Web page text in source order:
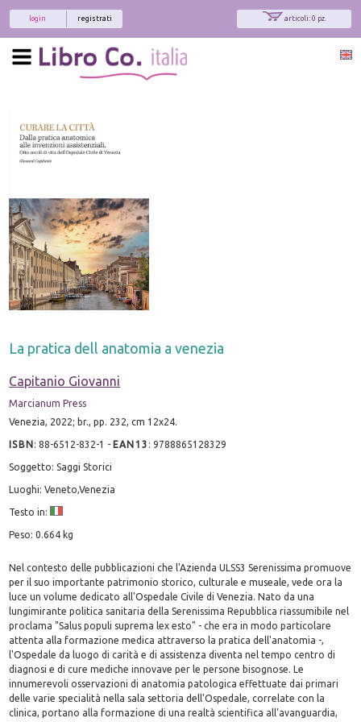
articoli: 0 pz.
registrati
login
La pratica dell anatomia a venezia
Capitanio Giovanni
Marcianum Press
Venezia, 2022; br., pp. 232, cm 12x24.
ISBN:88-6512-832-1 - EAN13 :9788865128329
Soggetto: Saggi Storici
Luoghi: Veneto,Venezia
Testo in:
Peso: 0.664 kg
Nel contesto delle pubblicazioni che l'Azienda ULSS3 Serenissima promuove
per il suo importante patrimonio storico, culturale e museale, vede ora la
luce un volume dedicato all'Ospedale Civile di Venezia. Nato da una
lungimirante politica sanitaria della Serenissima Repubblica riassumibile nel
proclama "Salus populi suprema lex esto" - che era in modo particolare
attenta alla formazione medica attraverso la pratica dell'anatomia -,
l'Ospedale da luogo di carità e di assistenza diventa nel tempo centro di
diagnosi e di cure mediche innovave per le persone bisognose. Le
innumerevoli osservazioni di anatomia patologica effettuate dai primari
delle varie specialità nella sala settoria dell'Ospedale, correlate con la
clinica, portano alla formazione di una realtà scientifica all'avanguardia,